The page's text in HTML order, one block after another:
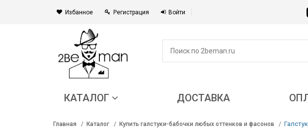
Избанное Регистрация Войти
КАТАЛОГ ДОСТАВКА
Главная Каталог Купить галстуки-бабочки любых оттенков и фасонов